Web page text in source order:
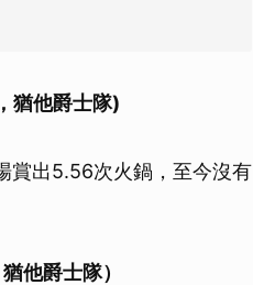
猶他爵士隊)
賞出5.56次火鍋，至今沒有
他爵士隊）